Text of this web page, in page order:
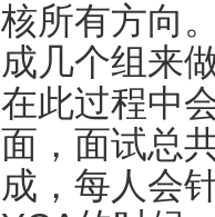
核所有方向
成几个组来
在此过程中
面，面试总
成，每人会